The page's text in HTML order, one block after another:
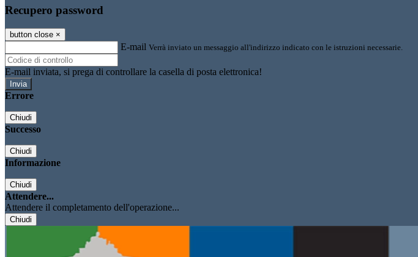
Recupero password
button close ×
E-mail Verrà inviato un messaggio all'indirizzo indicato con le istruzioni necessarie.
E-mail inviata, si prega di controllare la casella di posta elettronica!
Errore
Chiudi
Successo
Chiudi
Informazione
Chiudi
Attendere...
Attendere il completamento dell'operazione...
Chiudi